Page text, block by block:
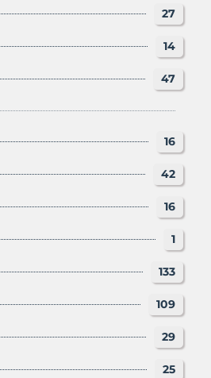
27
14
47
16
42
16
1
133
109
29
25